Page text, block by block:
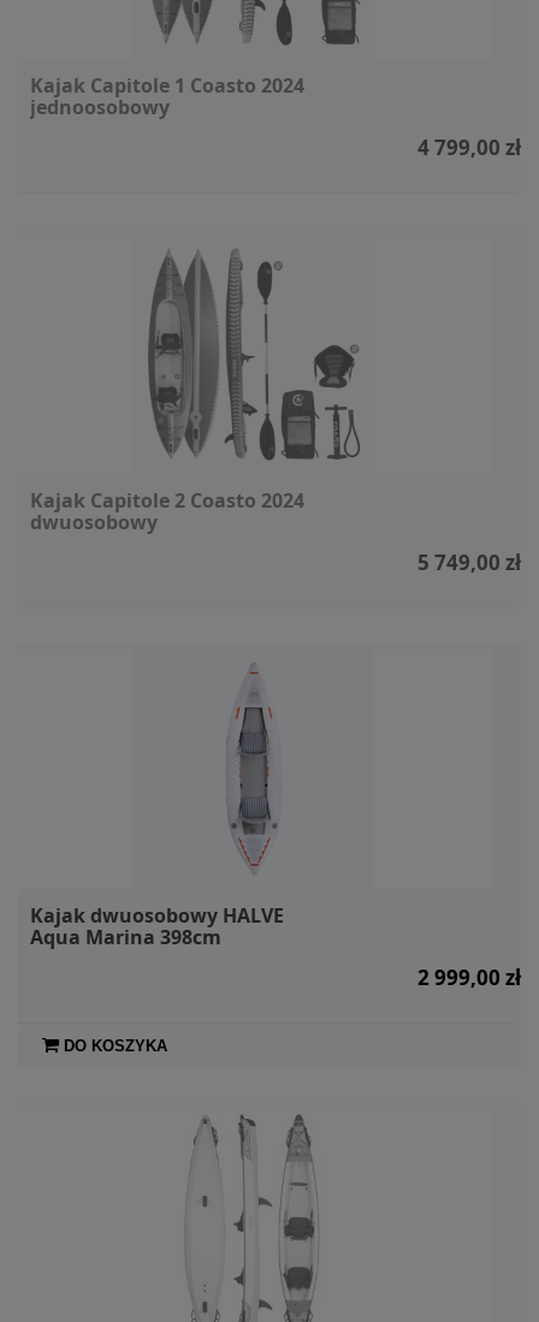
Kajak Capitole 1 Coasto 2024
jednoosobowy
4 799,00 zł
Kajak Capitole 2 Coasto 2024
dwuosobowy
5 749,00 zł
Kajak dwuosobowy HALVE
Aqua Marina 398cm
2 999,00 zł
DO KOSZYKA